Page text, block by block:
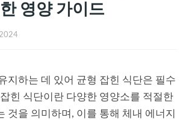
영양 가이드
지하는 데 있어 균형 잡힌 식단은 필수
힌 식단이란 다양한 영양소를 적절한
것을 의미하며, 이를 통해 체내 에너지